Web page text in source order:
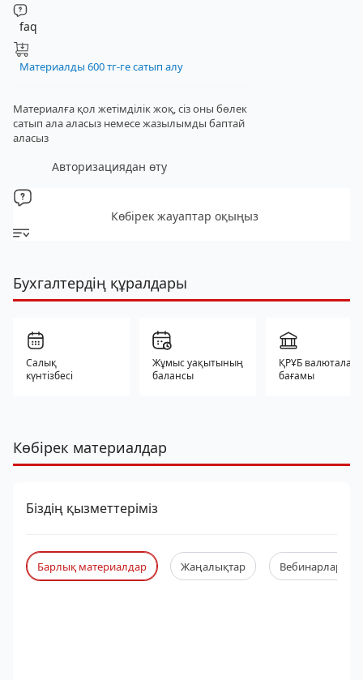
faq
Материалды 600 тг-ге сатып алу
Материалға қол жетімділік жоқ, сіз оны бөлек
сатып ала аласыз немесе жазылымды баптай
аласыз
Авторизациядан өту
Көбірек жауаптар оқыңыз
Бухгалтердің құралдары
Салық
күнтізбесі
Жұмыс уақытының
балансы
ҚРҰБ валюталар
бағамы
Көбірек материалдар
Біздің қызметтеріміз
Барлық материалдар Жаңалықтар Вебинарлар